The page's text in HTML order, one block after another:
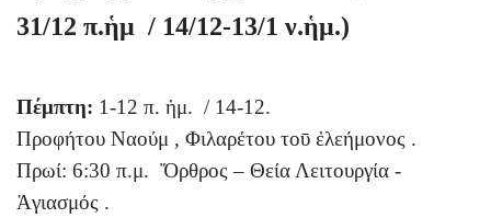
31/12 π.ἡμ / 14/12-13/1 ν.ἡμ.)
Πέμπτη: 1-12 π. ἡμ. / 14-12.
Προφήτου Ναούμ , Φιλαρέτου τοῡ ἐλεήμονος .
Πρωί: 6:30 π.μ. Ὄρθρος – Θεία Λειτουργία -
Ἁγιασμός .